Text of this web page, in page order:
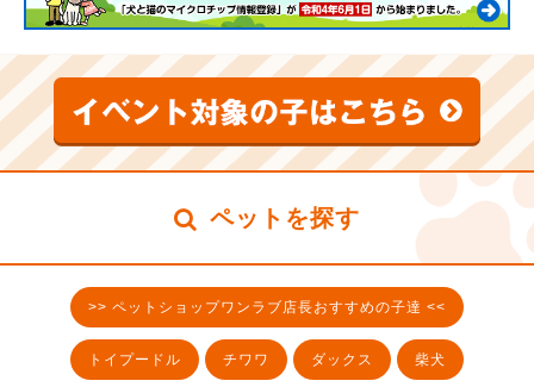
ペットを探す
>> ペットショップワンラブ店長おすすめの子達 <<
トイプードル チワワ ダックス 柴犬